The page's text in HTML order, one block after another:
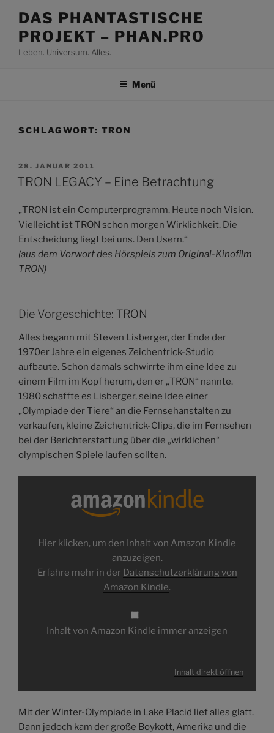
Inhalt
springen
DAS PHANTASTISCHE
PROJEKT – PHAN.PRO
Leben. Universum. Alles.
Menü
SCHLAGWORT: TRON
VERÖFFENTLICHT
AM
28. JANUAR 2011
TRON LEGACY – Eine Betrachtung
„TRON ist ein Computerprogramm. Heute noch Vision.
Vielleicht ist TRON schon morgen Wirklichkeit. Die
Entscheidung liegt bei uns. Den Usern.“
(aus dem Vorwort des Hörspiels zum Original-Kinofilm
TRON)
Die Vorgeschichte: TRON
Alles begann mit Steven Lisberger, der Ende der
1970er Jahre ein eigenes Zeichentrick-Studio
aufbaute. Schon damals schwirrte ihm eine Idee zu
einem Film im Kopf herum, den er „TRON“ nannte.
1980 schaffte es Lisberger, seine Idee einer
„Olympiade der Tiere“ an die Fernsehanstalten zu
verkaufen, kleine Zeichentrick-Clips, die im Fernsehen
bei der Berichterstattung über die „wirklichen“
olympischen Spiele laufen sollten.
Inhalt
Hier klicken, um den Inhalt von Amazon Kindle
anzuzeigen.
Erfahre mehr in der Datenschutzerklärung von
Amazon Kindle.
Inhalt von Amazon Kindle immer anzeigen
Inhalt direkt öffnen
Mit der Winter-Olympiade in Lake Placid lief alles glatt.
Dann jedoch kam der große Boykott, Amerika und die